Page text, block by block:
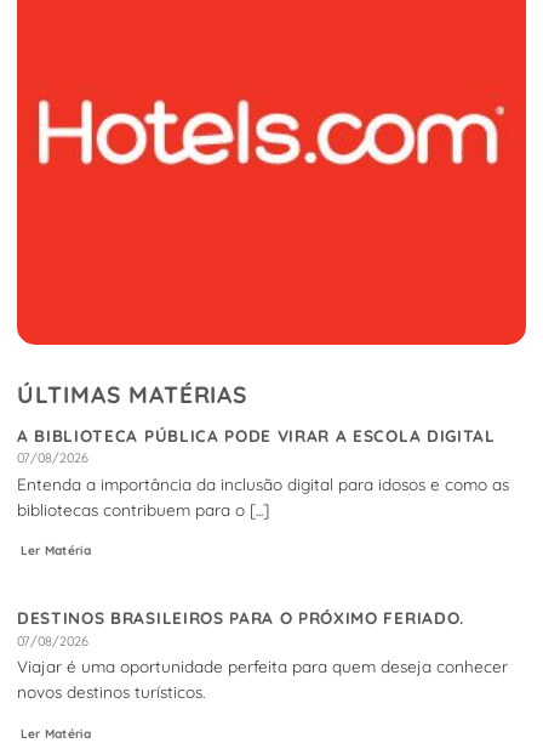
ÚLTIMAS MATÉRIAS
A BIBLIOTECA PÚBLICA PODE VIRAR A ESCOLA DIGITAL
07/08/2026
Entenda a importância da inclusão digital para idosos e como as
bibliotecas contribuem para o [...]
Ler Matéria
DESTINOS BRASILEIROS PARA O PRÓXIMO FERIADO.
07/08/2026
Viajar é uma oportunidade perfeita para quem deseja conhecer
novos destinos turísticos.
Ler Matéria